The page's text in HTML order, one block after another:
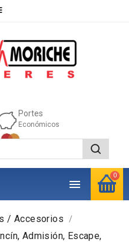
0
Portes
Económicos

/ Accesorios
Admisión, Escape,